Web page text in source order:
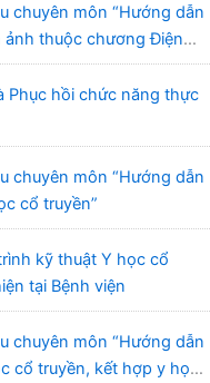
chuyên môn “Hướng dẫn
thuộc chương Điện
Phục hồi chức năng thực
chuyên môn “Hướng dẫn
cổ truyền”
kỹ thuật Y học cổ
tại Bệnh viện
chuyên môn “Hướng dẫn
cổ truyền, kết hợp y học